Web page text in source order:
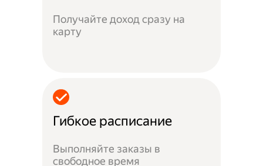
Получайте доход сразу на
карту
Гибкое расписание
Выполняйте заказы в
свободное время